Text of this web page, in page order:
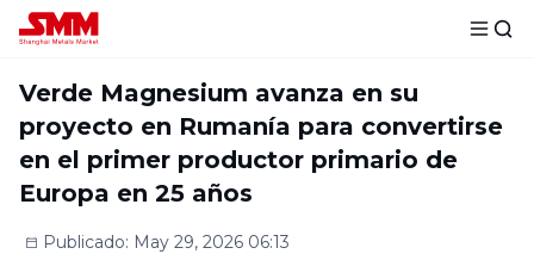
Verde Magnesium avanza en su
proyecto en Rumanía para convertirse
en el primer productor primario de
Europa en 25 años
Publicado: May 29, 2026 06:13